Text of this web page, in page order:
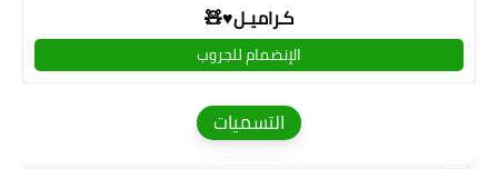
كـراميـل♥🧸
الإنضمام للجروب
التسميات